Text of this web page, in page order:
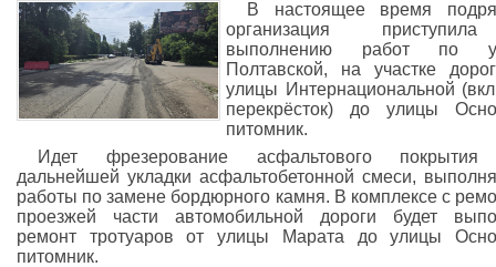
В настоящее время
организация
выполнению работ по
Полтавской, на участке
улицы Интернациональной
перекрёсток) до улицы
питомник.
Идет фрезерование асфальтового
дальнейшей укладки асфальтобетонной смеси,
работы по замене бордюрного камня. В комплексе с
проезжей части автомобильной дороги будет
ремонт тротуаров от улицы Марата до улицы
питомник.